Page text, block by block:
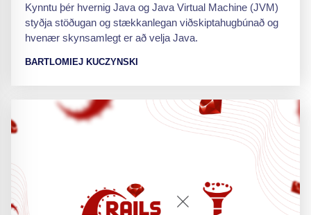
Kynntu þér hvernig Java og Java Virtual Machine (JVM)
styðja stöðugan og stækkanlegan viðskiptahugbúnað og
hvenær skynsamlegt er að velja Java.
BARTLOMIEJ KUCZYNSKI